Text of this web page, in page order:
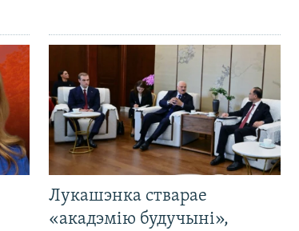
Лукашэнка стварае
«акадэмію будучыні»,